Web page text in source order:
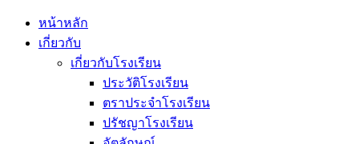
หน้าหลัก
เกี่ยวกับ
เกี่ยวกับโรงเรียน
ประวัติโรงเรียน
ตราประจำโรงเรียน
ปรัชญาโรงเรียน